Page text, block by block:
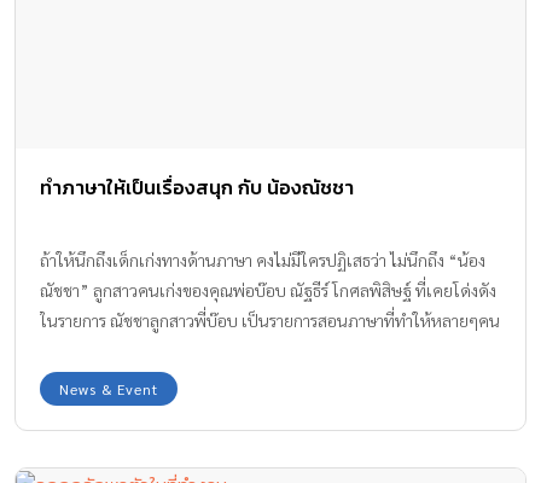
ทำภาษาให้เป็นเรื่องสนุก กับ น้องณัชชา
ถ้าให้นึกถึงเด็กเก่งทางด้านภาษา คงไม่มีใครปฏิเสธว่า ไม่นึกถึง “น้อง
ณัชชา” ลูกสาวคนเก่งของคุณพ่อบ๊อบ ณัฐธีร์ โกศลพิสิษฐ์ ที่เคยโด่งดัง
ในรายการ ณัชชาลูกสาวพี่บ๊อบ เป็นรายการสอนภาษาที่ทำให้หลายๆคน
รายการ คือ Natcha The Explorer ต้องยอมรับว่าน้องณัชชาเป็นเด็ก
เก่งที่หลายๆครอบครัวอยากส่งเสริมลูกให้เชี่ยวชาญด้านภาษาเหมือน
นอกจากภาษาไทยแล้วก็ควรให้ลูกได้เรียนรู้ภาษาอื่นด้วย” ครอบครัว
News & Event